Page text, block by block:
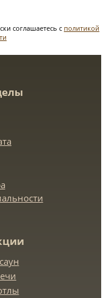
соглашаетесь с политикой